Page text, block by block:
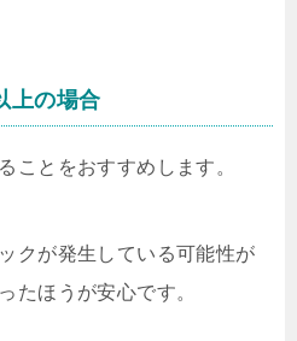
上の場合
ことをおすすめします。
クが発生している可能性が
たほうが安心です。